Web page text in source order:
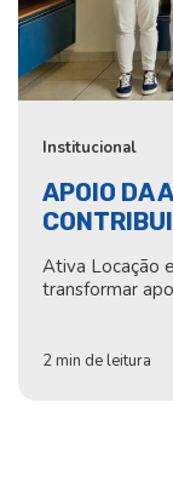
Institucional
APOIO DA
Ativa Locação
transformar
2 min de leitura